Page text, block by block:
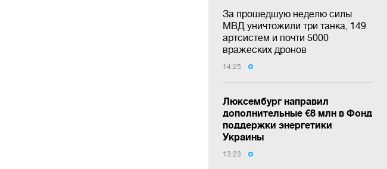
За прошедшую неделю силы
МВД уничтожили три танка, 149
артсистем и почти 5000
вражеских дронов
14:25
Люксембург направил
дополнительные €8 млн в Фонд
поддержки энергетики
Украины
13:23